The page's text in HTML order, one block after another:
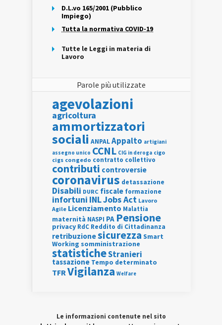
D.L.vo 165/2001 (Pubblico
Impiego)
Tutta la normativa COVID-19
Tutte le Leggi in materia di
Lavoro
Parole più utilizzate
agevolazioni
agricoltura
ammortizzatori
sociali ANPALAppalto artigiani
assegno unico CCNL CIG in deroga cigo
cigs congedo contratto collettivo
contributi controversie
coronavirus detassazione
Disabili DURC fiscale formazione
infortuni INLJobs Act Lavoro
Agile Licenziamento Malattia
maternità NASPI PA Pensione
privacy RdC Reddito di Cittadinanza
retribuzionesicurezza Smart
Working somministrazione
statisticheStranieri
tassazione Tempo determinato
TFRVigilanza Welfare
Le informazioni contenute nel sito